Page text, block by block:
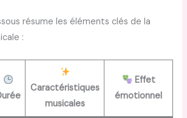
résume les éléments clés de la
:
Caractéristiques
musicales
Effet
émotionnel